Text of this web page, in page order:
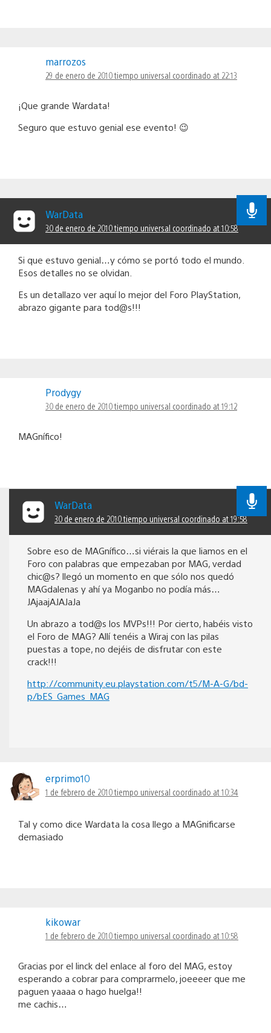
marrozos
29 de enero de 2010 tiempo universal coordinado at 22:13
¡Que grande Wardata!
Seguro que estuvo genial ese evento! 😉
WarData
30 de enero de 2010 tiempo universal coordinado at 10:58
Si que estuvo genial…y cómo se portó todo el mundo.
Esos detalles no se olvidan.
Es un detallazo ver aquí lo mejor del Foro PlayStation,
abrazo gigante para tod@s!!!
Prodygy
30 de enero de 2010 tiempo universal coordinado at 19:12
MAGnífico!
WarData
30 de enero de 2010 tiempo universal coordinado at 19:58
Sobre eso de MAGnífico…si viérais la que liamos en el
Foro con palabras que empezaban por MAG, verdad
chic@s? llegó un momento en que sólo nos quedó
MAGdalenas y ahí ya Moganbo no podía más…
JAjaajAJAJaJa
Un abrazo a tod@s los MVPs!!! Por cierto, habéis visto
el Foro de MAG? Allí tenéis a Wiraj con las pilas
puestas a tope, no dejéis de disfrutar con este
crack!!!
http://community.eu.playstation.com/t5/M-A-G/bd-
p/bES_Games_MAG
erprimo10
1 de febrero de 2010 tiempo universal coordinado at 10:34
Tal y como dice Wardata la cosa llego a MAGnificarse
demasiado
kikowar
1 de febrero de 2010 tiempo universal coordinado at 10:58
Gracias por el linck del enlace al foro del MAG, estoy
esperando a cobrar para comprarmelo, joeeeer que me
paguen yaaaa o hago huelga!!
me cachis…